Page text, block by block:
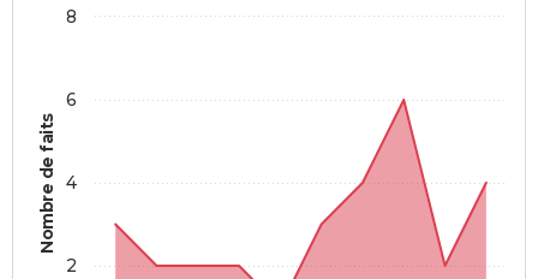
Nombre de faits
2
4
6
8